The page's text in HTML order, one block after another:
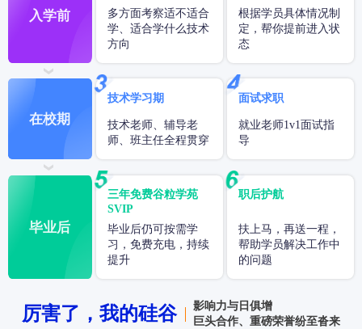
入学前
多方面考察适不适合
学、适合学什么技术
方向
根据学员具体情况制
定，帮你提前进入状
态
在校期
技术学习期
技术老师、辅导老
师、班主任全程贯穿
面试求职
就业老师1v1面试指
导
毕业后
三年免费谷粒学苑
SVIP
毕业后仍可按需学
习，免费充电，持续
提升
职后护航
扶上马，再送一程，
帮助学员解决工作中
的问题
厉害了，我的硅谷
影响力与日俱增
巨头合作、重磅荣誉纷至沓来